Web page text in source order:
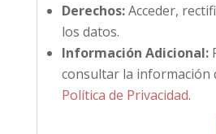
Derechos:Acceder,
los datos.
Información Adicional:
consultar la información
Política de Privacidad.